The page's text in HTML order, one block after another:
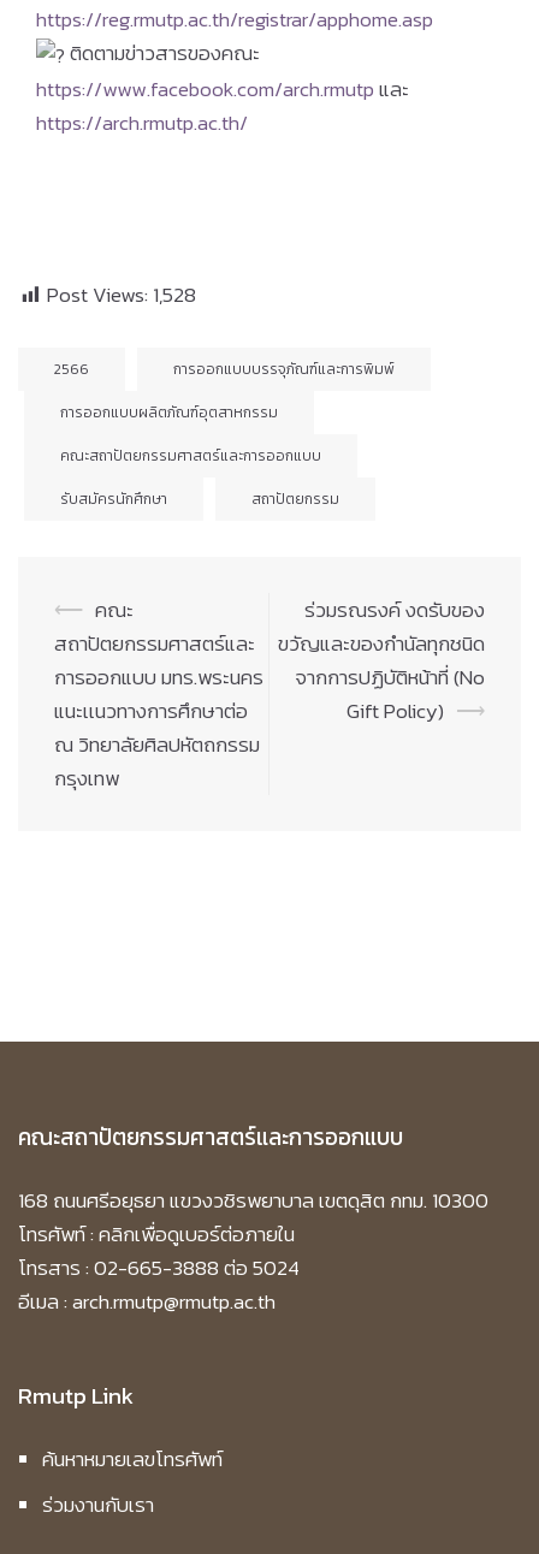
https://reg.rmutp.ac.th/registrar/apphome.asp
ติดตามข่าวสารของคณะ
https://www.facebook.com/arch.rmutpและ
https://arch.rmutp.ac.th/
Post Views: 1,528
2566
การออกแบบบรรจุภัณฑ์และการพิมพ์
การออกแบบผลิตภัณฑ์อุตสาหกรรม
คณะสถาปัตยกรรมศาสตร์และการออกแบบ
รับสมัครนักศึกษา
สถาปัตยกรรม
Post
navigation
⟵ คณะ
สถาปัตยกรรมศาสตร์และ
การออกแบบ มทร.พระนคร
แนะเเนวทางการศึกษาต่อ
ณ วิทยาลัยศิลปหัตถกรรม
กรุงเทพ
ร่วมรณรงค์ งดรับของ
ขวัญและของกำนัลทุกชนิด
จากการปฏิบัติหน้าที่ (No
Gift Policy) ⟶
คณะสถาปัตยกรรมศาสตร์และการออกแบบ
168 ถนนศรีอยุธยา แขวงวชิรพยาบาล เขตดุสิต กทม. 10300
โทรศัพท์ :คลิกเพื่อดูเบอร์ต่อภายใน
โทรสาร : 02-665-3888 ต่อ 5024
อีเมล : arch.rmutp@rmutp.ac.th
Rmutp Link
ค้นหาหมายเลขโทรศัพท์
ร่วมงานกับเรา